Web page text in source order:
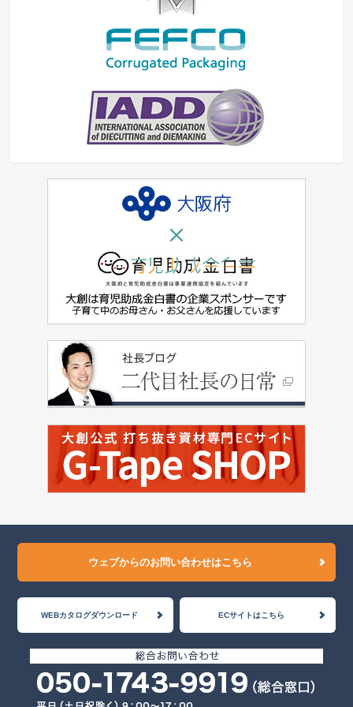
ウェブからのお問い合わせはこちら
WEBカタログダウンロード ECサイトはこちら